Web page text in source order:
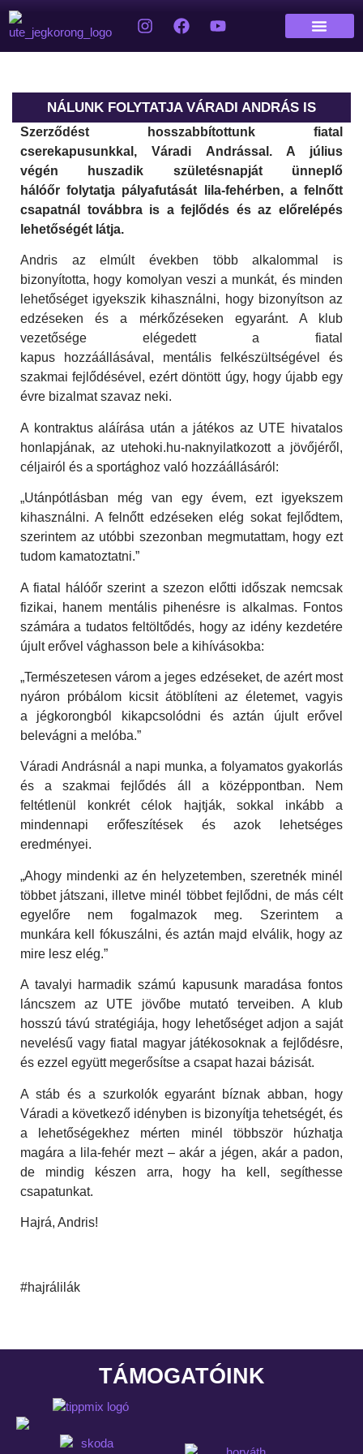
NÁLUNK FOLYTATJA VÁRADI ANDRÁS IS
Szerződést hosszabbítottunk fiatal
cserekapusunkkal, Váradi Andrással. A július
végén
huszadik születésnapját ünneplő
hálóőrfolytatja pályafutását lila-fehérben,a felnőtt
csapatnál
továbbra is a fejlődés és az előrelépés
lehetőségét látja.
Andris az elmúlt években több alkalommal is
bizonyította, hogy komolyan veszi a munkát, és minden
lehetőséget igyekszik kihasználni, hogy bizonyítson az
edzéseken és a mérkőzéseken egyaránt. A klub
vezetősége elégedett a fiatal
kapus hozzáállásával, mentális felkészültségével és
szakmai fejlődésével, ezért döntött úgy, hogy újabb egy
évre bizalmat szavaz neki.
A kontraktus aláírása után a játékos az UTE hivatalos
honlapjának, az utehoki.hu-naknyilatkozott a jövőjéről,
céljairól és a sportághoz való hozzáállásáról:
„Utánpótlásban még van egy évem, ezt igyekszem
kihasználni. A felnőtt edzéseken elég sokat fejlődtem,
szerintem az utóbbi szezonban megmutattam, hogy ezt
tudom kamatoztatni.”
A fiatal hálóőr szerint a szezon előtti időszak nemcsak
fizikai, hanem mentális pihenésre is alkalmas. Fontos
számára a tudatos feltöltődés, hogy az idény kezdetére
újult erővel vághasson bele a kihívásokba:
„Természetesen várom a jeges edzéseket, de azért most
nyáron próbálom kicsit átöblíteni az életemet, vagyis
a jégkorongból kikapcsolódni és aztán újult erővel
belevágni a melóba.”
Váradi Andrásnál a napi munka, a folyamatos gyakorlás
és a szakmai fejlődés áll a középpontban. Nem
feltétlenül konkrét célok hajtják, sokkal inkább a
mindennapi erőfeszítések és azok lehetséges
eredményei.
„Ahogy mindenki az én helyzetemben, szeretnék minél
többet játszani, illetve minél többet fejlődni, de más célt
egyelőre nem fogalmazok meg. Szerintem a
munkára kell fókuszálni, és aztán majd elválik, hogy az
mire lesz elég.”
A tavalyi harmadik számú kapusunk maradása fontos
láncszem az UTE jövőbe mutató terveiben. A klub
hosszú távú stratégiája, hogy lehetőséget adjon a saját
nevelésű vagy fiatal magyar játékosoknak a fejlődésre,
és ezzel együtt megerősítse a csapat hazai bázisát.
A stáb és a szurkolók egyaránt bíznak abban, hogy
Váradi a következő idényben is bizonyítja tehetségét, és
a lehetőségekhez mérten minél többször húzhatja
magára a lila-fehér mezt – akár a jégen, akár a padon,
de mindig készen arra, hogy ha kell, segíthesse
csapatunkat.
Hajrá, Andris!
#hajrálilák
TÁMOGATÓINK